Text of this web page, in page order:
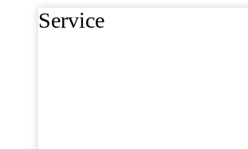
Service